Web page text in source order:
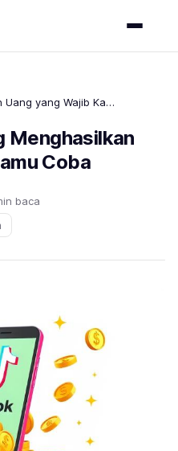
Niche TikTok Paling Menghasilkan Uang yang Wajib Kamu Coba
Menghasilkan
Coba
baca